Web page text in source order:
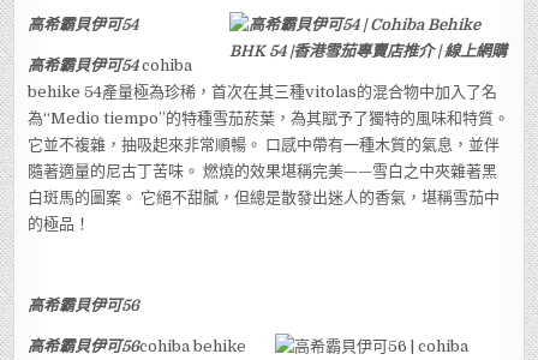
高希霸貝伊可54
高希霸貝伊可54cohiba
behike 54產量極為珍稀，首次在其三種vitolas的混合物中加入了名
為“Medio tiempo”的特種雪茄菸葉，為其賦予了獨特的風味和特質。
它並不複雜，抽吸起來非常順暢。 口感中帶有一種木質的氣息，並伴
隨著適量的尼古丁苦味。 燃燒的效果堪稱完美——雪白之中夾雜著黑
白斑馬的圖案。 它絕不甜膩，但總是散發出迷人的香氣，堪稱雪茄中
的極品！
高希霸貝伊可56
高希霸貝伊可56cohiba behike